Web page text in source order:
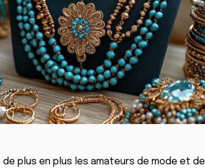
plus en plus les amateurs de mode et de